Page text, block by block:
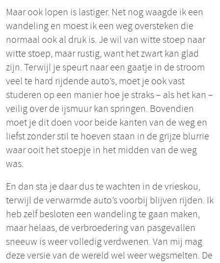
Maar ook lopen is lastiger. Net nog waagde ik een
wandeling en moest ik een weg oversteken die
normaal ook al druk is. Je wil van witte stoep naar
witte stoep, maar rustig, want het zwart kan glad
zijn. Terwijl je speurt naar een gaatje in de stroom
veel te hard rijdende auto’s, moet je ook vast
studeren op een manier hoe je straks – als het kan –
veilig over de ijsmuur kan springen. Bovendien
moet je dit doen voor beide kanten van de weg en
liefst zonder stil te hoeven staan in de grijze blurrie
waar ooit het stoepje in het midden van de weg
was.
En dan sta je daar dus te wachten in de vrieskou,
terwijl de verwarmde auto’s voorbij blijven rijden. Ik
heb zelf besloten een wandeling te gaan maken,
maar helaas, de verbroedering van pasgevallen
sneeuw is weer volledig verdwenen. Van mij mag
deze versie van de wereld wel weer wegsmelten. De